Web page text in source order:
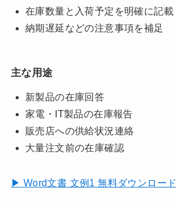
在庫数量と入荷予定を明確に記載
納期遅延などの注意事項を補足
主な用途
新製品の在庫回答
家電・IT製品の在庫報告
販売店への供給状況連絡
大量注文前の在庫確認
▶ Word文書 文例1 無料ダウンロード